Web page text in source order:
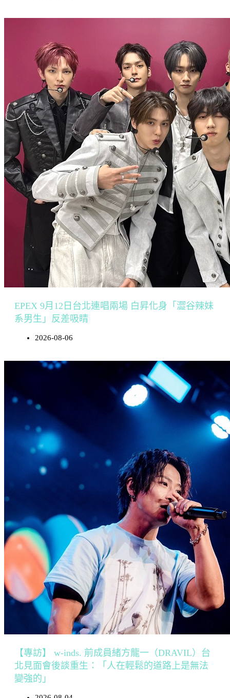
EPEX 9月12日台北連唱兩場 白昇化身「澀谷辣妹
系男生」反差吸睛
2026-08-06
【專訪】 w-inds. 前成員緒方龍一（DRAVIL）台
北見面會後談重生：「人在輕鬆的道路上是無法
變強的」